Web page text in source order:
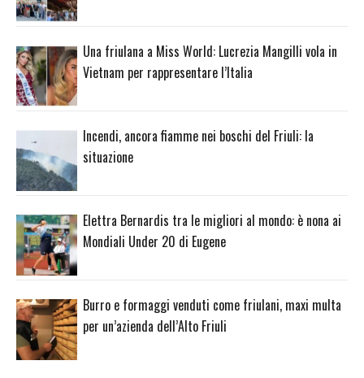
Una friulana a Miss World: Lucrezia Mangilli vola in
Vietnam per rappresentare l’Italia
Incendi, ancora fiamme nei boschi del Friuli: la
situazione
Elettra Bernardis tra le migliori al mondo: è nona ai
Mondiali Under 20 di Eugene
Burro e formaggi venduti come friulani, maxi multa
per un’azienda dell’Alto Friuli